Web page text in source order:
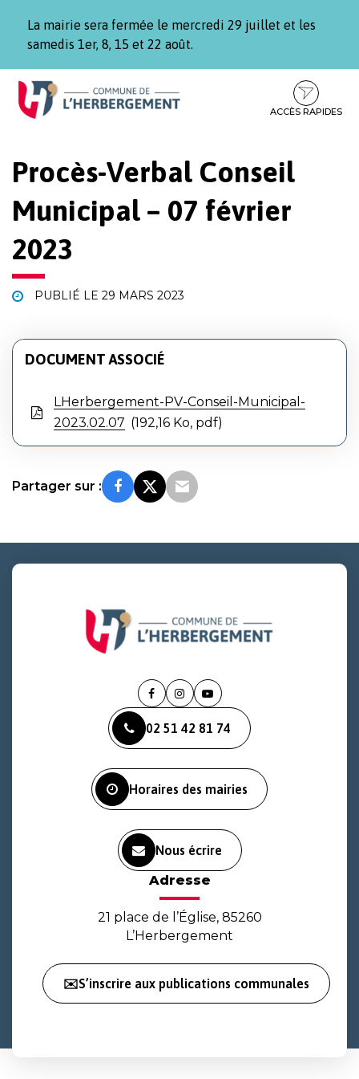
La mairie sera fermée le mercredi 29 juillet et les
samedis 1er, 8, 15 et 22 août.
Aller
Aller
contenu
Aller
pied
ACCÈS RAPIDES
Procès-Verbal Conseil
Municipal – 07 février
2023
PUBLIÉ LE 29 MARS 2023
DOCUMENT ASSOCIÉ
LHerbergement-PV-Conseil-Municipal-
2023.02.07
192,16 Ko, pdf
Partager sur :
Lien
le
compte
Lien
le
compte
Lien
la
chaîne
02 51 42 81 74
Horaires des mairies
Nous écrire
Adresse
21 place de l’Église, 85260
L’Herbergement
✉️S’inscrire aux publications communales